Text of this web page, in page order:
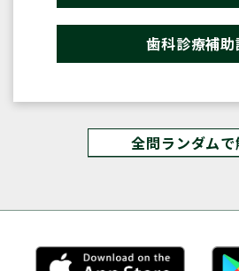
歯科診療補助
全問ランダムで